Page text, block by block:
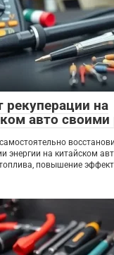
рекуперации на
авто своими
энергии на китайском
повышение